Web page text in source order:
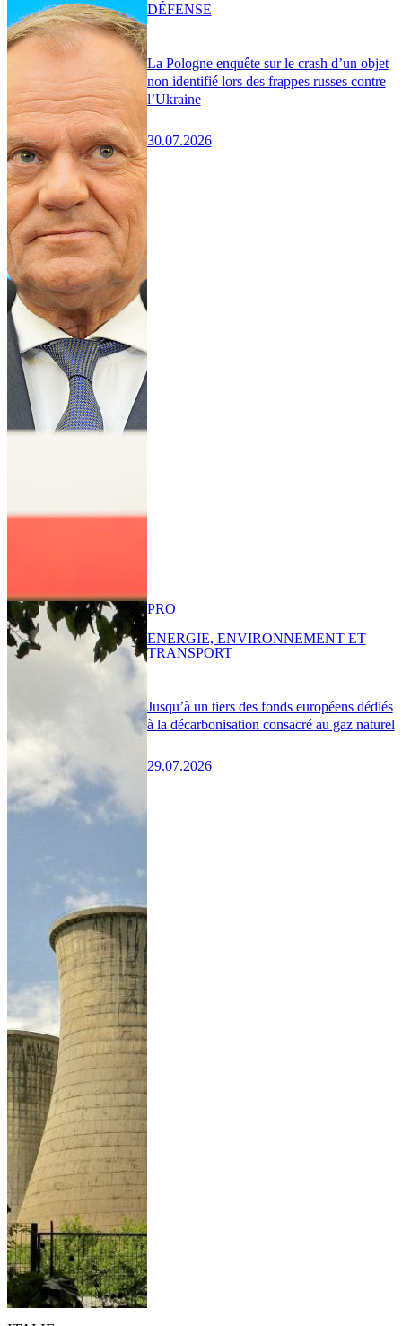
La Pologne enquête sur le crash d’un objet
non identifié lors des frappes russes contre
l’Ukraine
30.07.2026
DÉFENSE
Jusqu’à un tiers des fonds européens dédiés
à la décarbonisation consacré au gaz naturel
29.07.2026
PRO
ENERGIE, ENVIRONNEMENT ET
TRANSPORT